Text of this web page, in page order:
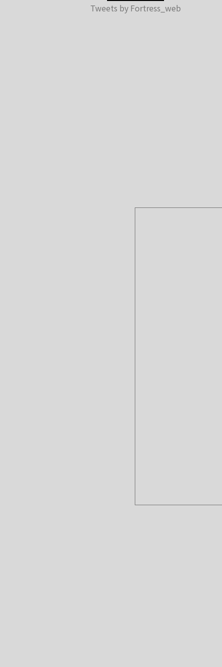
Tweets by Fortress_web